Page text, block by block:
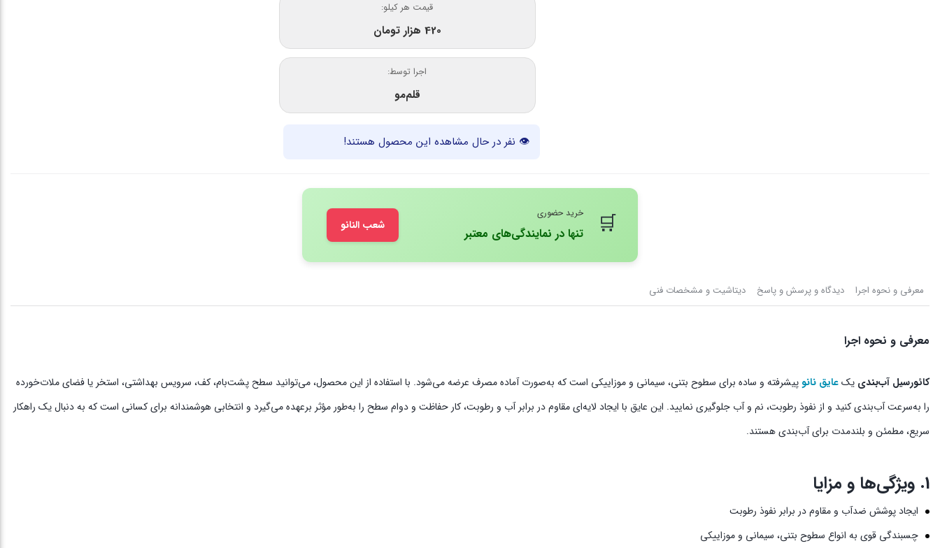
قیمت هر کیلو:
420 هزار تومان
اجرا توسط:
قلم‌مو
👁 نفر در حال مشاهده این محصول هستند!
شعب النانو
خرید حضوری
تنها در نمایندگی‌های معتبر 🛒
معرفی و نحوه اجرا دیدگاه و پرسش و پاسخ دیتاشیت و مشخصات فنی
معرفی و نحوه اجرا
کائورسیل آب‌بندی یکعایق نانو پیشرفته و ساده برای سطوح بتنی، سیمانی و موزاییکی است که به‌صورت آماده مصرف عرضه می‌شود. با استفاده از این محصول، می‌توانید سطح پشت‌بام، کف، سرویس بهداشتی، استخر یا فضای ملات‌خورده
را به‌سرعت آب‌بندی کنید و از نفوذ رطوبت، نم و آب جلوگیری نمایید. این عایق با ایجاد لایه‌ای مقاوم در برابر آب و رطوبت، کار حفاظت و دوام سطح را به‌طور مؤثر برعهده می‌گیرد و انتخابی هوشمندانه برای کسانی است که به دنبال یک راهکار
سریع، مطمئن و بلندمدت برای آب‌بندی هستند.
1. ویژگی‌ها و مزایا
ایجاد پوشش ضدآب و مقاوم در برابر نفوذ رطوبت
چسبندگی قوی به انواع سطوح بتنی، سیمانی و موزاییکی